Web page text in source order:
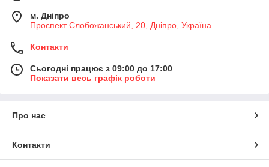
м. Дніпро
Проспект Слобожанський, 20, Дніпро, Україна
Контакти
Сьогодні працює з 09:00 до 17:00
Показати весь графік роботи
Про нас
Контакти